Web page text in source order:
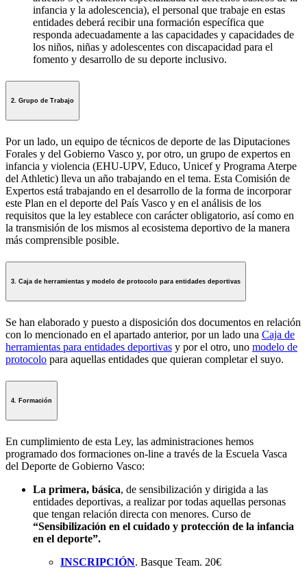
infancia y la adolescencia), el personal que trabaje en estas
entidades deberá recibir una formación específica que
responda adecuadamente a las capacidades y capacidades de
los niños, niñas y adolescentes con discapacidad para el
fomento y desarrollo de su deporte inclusivo.
2. Grupo de Trabajo
Por un lado, un equipo de técnicos de deporte de las Diputaciones
Forales y del Gobierno Vasco y, por otro, un grupo de expertos en
infancia y violencia (EHU-UPV, Educo, Unicef y Programa Aterpe
del Athletic) lleva un año trabajando en el tema. Esta Comisión de
Expertos está trabajando en el desarrollo de la forma de incorporar
este Plan en el deporte del País Vasco y en el análisis de los
requisitos que la ley establece con carácter obligatorio, así como en
la transmisión de los mismos al ecosistema deportivo de la manera
más comprensible posible.
3. Caja de herramientas y modelo de protocolo para entidades deportivas
Se han elaborado y puesto a disposición dos documentos en relación
con lo mencionado en el apartado anterior, por un lado una Caja de
herramientas para entidades deportivas y por el otro, uno modelo de
protocolo para aquellas entidades que quieran completar el suyo.
4. Formación
En cumplimiento de esta Ley, las administraciones hemos
programado dos formaciones on-line a través de la Escuela Vasca
del Deporte de Gobierno Vasco:
La primera, básica, de sensibilización y dirigida a las
entidades deportivas, a realizar por todas aquellas personas
que tengan relación directa con menores. Curso de
“Sensibilización en el cuidado y protección de la infancia
en el deporte”.
INSCRIPCIÓN. Basque Team. 20€